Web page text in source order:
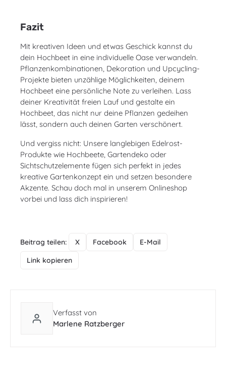
Fazit
Mit kreativen Ideen und etwas Geschick kannst du
dein Hochbeet in eine individuelle Oase verwandeln.
Pflanzenkombinationen, Dekoration und Upcycling-
Projekte bieten unzählige Möglichkeiten, deinem
Hochbeet eine persönliche Note zu verleihen. Lass
deiner Kreativität freien Lauf und gestalte ein
Hochbeet, das nicht nur deine Pflanzen gedeihen
lässt, sondern auch deinen Garten verschönert.
Und vergiss nicht: Unsere langlebigen Edelrost-
Produkte wie Hochbeete, Gartendeko oder
Sichtschutzelemente fügen sich perfekt in jedes
kreative Gartenkonzept ein und setzen besondere
Akzente. Schau doch mal in unserem Onlineshop
vorbei und lass dich inspirieren!
Beitrag teilen: X Facebook
E-Mail
Link kopieren
Verfasst von
Marlene Ratzberger